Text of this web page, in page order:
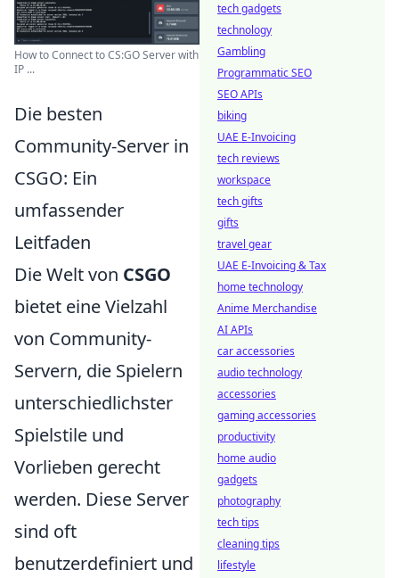
How to Connect to CS:GO Server with
IP ...
Die besten
Community-Server in
CSGO: Ein
umfassender
Leitfaden
Die Welt von CSGO
bietet eine Vielzahl
von Community-
Servern, die Spielern
unterschiedlichster
Spielstile und
Vorlieben gerecht
werden. Diese Server
sind oft
benutzerdefiniert und
tech gadgets
technology
Gambling
Programmatic SEO
SEO APIs
biking
UAE E-Invoicing
tech reviews
workspace
tech gifts
gifts
travel gear
UAE E-Invoicing & Tax
home technology
Anime Merchandise
AI APIs
car accessories
audio technology
accessories
gaming accessories
productivity
home audio
gadgets
photography
tech tips
cleaning tips
lifestyle